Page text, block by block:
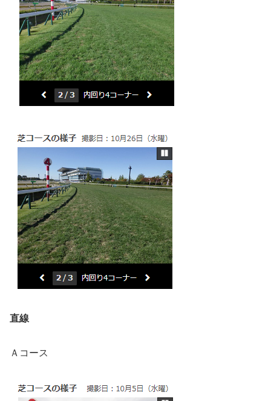
直線
Ａコース